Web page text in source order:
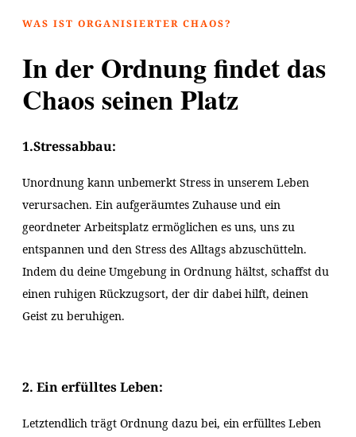
WAS IST ORGANISIERTER CHAOS?
In der Ordnung findet das
Chaos seinen Platz
1.Stressabbau:
Unordnung kann unbemerkt Stress in unserem Leben
verursachen. Ein aufgeräumtes Zuhause und ein
geordneter Arbeitsplatz ermöglichen es uns, uns zu
entspannen und den Stress des Alltags abzuschütteln.
Indem du deine Umgebung in Ordnung hältst, schaffst du
einen ruhigen Rückzugsort, der dir dabei hilft, deinen
Geist zu beruhigen.
2. Ein erfülltes Leben:
Letztendlich trägt Ordnung dazu bei, ein erfülltes Leben